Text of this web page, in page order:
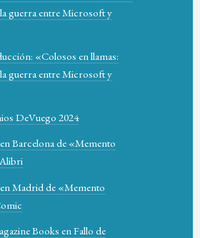
guerra entre Microsoft y
«Colosos en llamas:
guerra entre Microsoft y
DeVuego 2024
Barcelona de «Memento
Madrid de «Memento
Books en Fallo de